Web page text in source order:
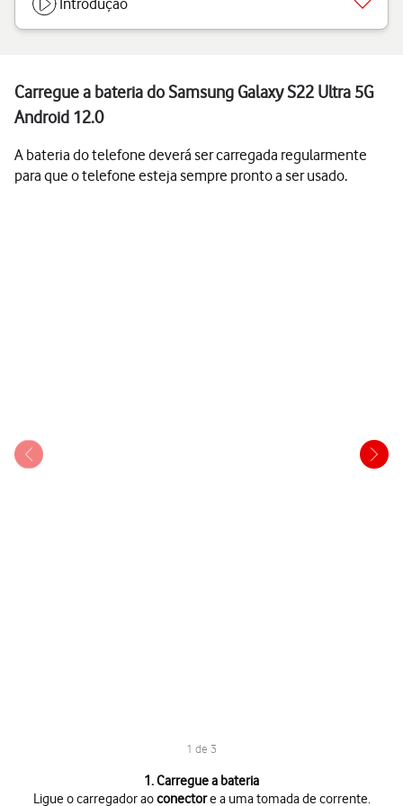
Introdução
Carregue a bateria do Samsung Galaxy S22 Ultra 5G
Android 12.0
A bateria do telefone deverá ser carregada regularmente
para que o telefone esteja sempre pronto a ser usado.
1 de 3
1. Carregue a bateria
Ligue o carregador aoconectore a uma tomada de corrente.